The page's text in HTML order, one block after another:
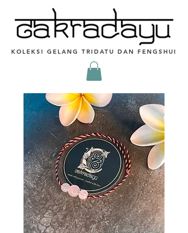
KOLEKSI GELANG TRIDATU DAN FENGSHUI